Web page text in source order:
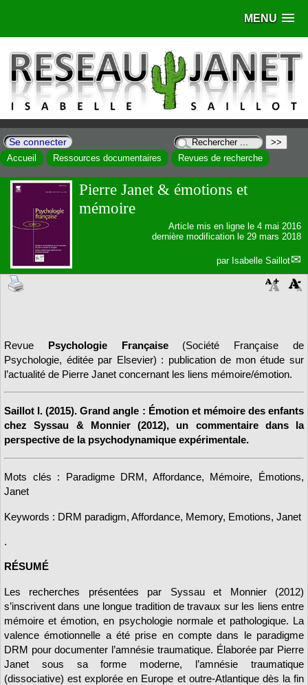
MENU
Se connecter
Accueil Ressources documentaires Revues de recherche
Pierre Janet & émotions et
mémoire
Article mis en ligne le 4 mai 2016
dernière modification le 29 mars 2018
par Isabelle Saillot
Revue Psychologie Française(Société Française de
Psychologie, éditée par Elsevier) : publication de mon étude sur
l’actualité de Pierre Janet concernant les liens mémoire/émotion.
Saillot I. (2015). Grand angle : Émotion et mémoire des enfants
chez Syssau & Monnier (2012), un commentaire dans la
perspective de la psychodynamique expérimentale.
Mots clés : Paradigme DRM, Affordance, Mémoire, Émotions,
Janet
Keywords : DRM paradigm, Affordance, Memory, Emotions, Janet
.
RÉSUMÉ
Les recherches présentées par Syssau et Monnier (2012)
s’inscrivent dans une longue tradition de travaux sur les liens entre
mémoire et émotion, en psychologie normale et pathologique. La
valence émotionnelle a été prise en compte dans le paradigme
DRM pour documenter l’amnésie traumatique. Élaborée par Pierre
Janet sous sa forme moderne, l’amnésie traumatique
(dissociative) est explorée en Europe et outre-Atlantique dès la fin